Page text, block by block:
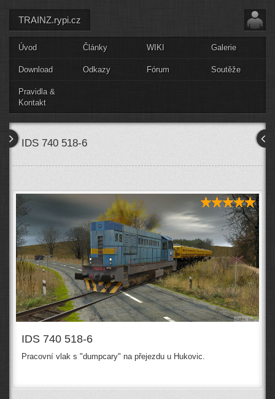
TRAINZ.rypi.cz
Úvod Články WIKI Galerie
Download Odkazy Fórum Soutěže
Pravidla &
Kontakt
IDS 740 518-6
IDS 740 518-6
Pracovní vlak s "dumpcary" na přejezdu u Hukovic.